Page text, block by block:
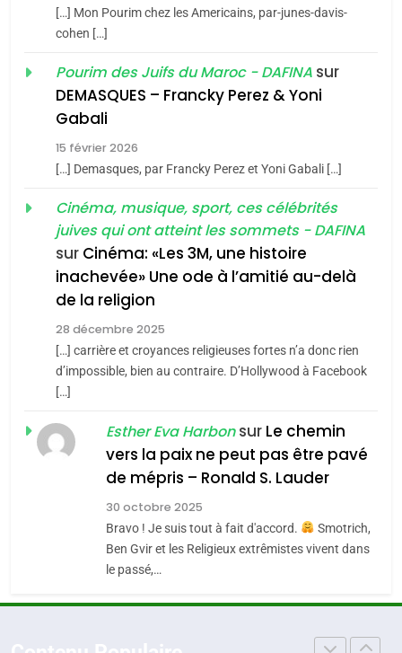
«Tu dis génocide, je dis
guerre»: La nouvelle
Tout sur la Nostalgie
SOUVENIRS
l’alliance pourrait
s’étendre à 13 pays
d’Amérique latine
ISRAÉL JUDAISME
2025, l’année la plus
meurtrière selon le
rapport d’ADL contre
l’antisémitisme
FRANCE ISRAÉL
FIÈRE, DIGNE ET RÉSILIENTE :
POURQUOI JE REVENDIQUE
[…] Mon Pourim chez les Americains, par-junes-davis-
cohen […]
Pourim des Juifs du Maroc - DAFINA sur
DEMASQUES – Francky Perez & Yoni
Gabali
15 février 2026
[…] Demasques, par Francky Perez et Yoni Gabali […]
Cinéma, musique, sport, ces célébrités
juives qui ont atteint les sommets - DAFINA
sur Cinéma: «Les 3M, une histoire
inachevée» Une ode à l’amitié au-delà
de la religion
28 décembre 2025
[…] carrière et croyances religieuses fortes n’a donc rien
d’impossible, bien au contraire. D’Hollywood à Facebook
[…]
Esther Eva Harbonsur Le chemin
vers la paix ne peut pas être pavé
de mépris – Ronald S. Lauder
30 octobre 2025
Bravo ! Je suis tout à fait d'accord.
Smotrich,
Ben Gvir et les Religieux extrêmistes vivent dans
le passé,…
2025, l’année la plus
d’ADL contre
l’antisémitisme
FRANCE ISRAÉL
POURQUOI JE REVENDIQUE
Zrihen-Dvir
CE QUI NOUS MANQUE –
Jacques Hadida
JUDAISME
Maroc : Les amandes de
Azilal consacrés produits
du terroir
DAFINA MAROC
Oeil ravageur – Vanessa De
Loya Stauber
CINEMA ISRAÉL
«Tu dis génocide, je dis
guerre»: La nouvelle